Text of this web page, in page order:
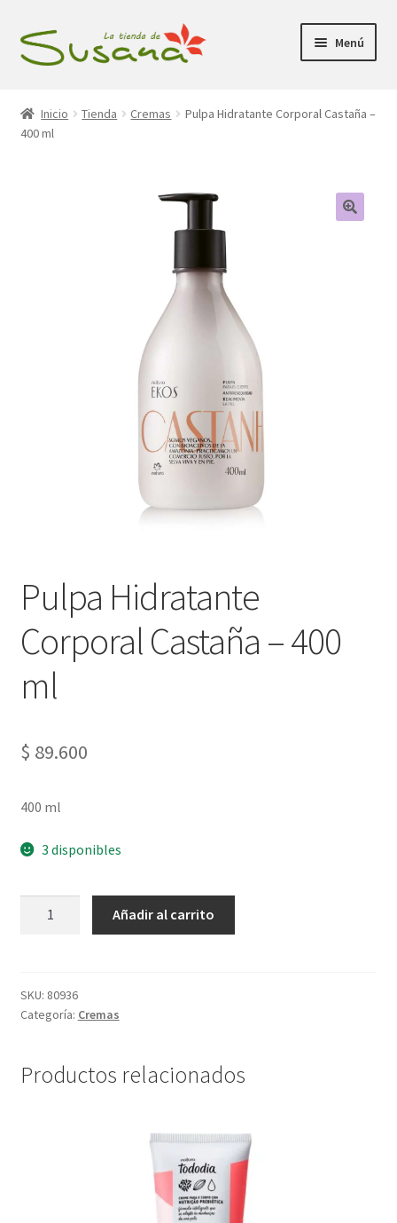
Ir
a
Ir
al
Menú
Promociones
el
menú
Inicio Tienda Cremas
Pulpa Hidratante Corporal Castaña –
400 ml
Pulpa Hidratante
Corporal Castaña – 400
ml
$ 89.600
400 ml
3 disponibles
-
400
Añadir al carrito
SKU: 80936
Categoría: Cremas
Productos relacionados